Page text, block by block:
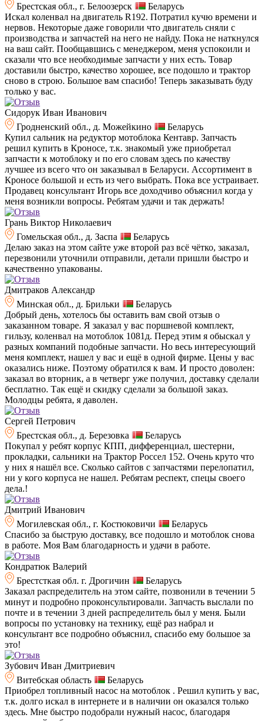
Брестская обл., г. Белоозерск
Беларусь
Искал коленвал на двигатель R192. Потратил кучю времени и
нервов. Некоторые даже говорили что двигатель сняли с
производства и запчастей на него не найду. Пока не наткнулся
на ваш сайт. Пообщавшись с менеджером, меня успокоили и
сказали что все необходимые запчасти у них есть. Товар
доставили быстро, качество хорошее, все подошло и трактор
сново в строю. Большое вам спасибо! Теперь заказывать буду
только у вас.
Сидорук Иван Иванович
Гродненский обл., д. Можейкино
Беларусь
Купил сальник на редуктор мотоблока Кентавр. Запчасть
решил купить в Кроносе, т.к. знакомый уже приобретал
запчасти к мотоблоку и по его словам здесь по качеству
лучшее из всего что он заказывал в Беларуси. Ассортимент в
Кроносе большой и есть из чего выбрать. Пока все устраивает.
Продавец консультант Игорь все доходчиво объяснил когда у
меня возникли вопросы. Ребятам удачи и так держать!
Грань Виктор Николаевич
Гомельская обл., д. Заспа
Беларусь
Делаю заказ на этом сайте уже второй раз всё чётко, заказал,
перезвонили уточнили отправили, детали пришли быстро и
качественно упакованы.
Дмитраков Александр
Минская обл., д. Брильки
Беларусь
Добрый день, хотелось бы оставить вам свой отзыв о
заказанном товаре. Я заказал у вас поршневой комплект,
гильзу, коленвал на мотоблок 1081д. Перед этим я обыскал у
разных компаний подобные запчасти. Но весь интересующий
меня комплект, нашел у вас и ещё в одной фирме. Цены у вас
оказались ниже. Поэтому обратился к вам. И просто доволен:
заказал во вторник, а в четверг уже получил, доставку сделали
бесплатно. Так ещё и скидку сделали за большой заказ.
Молодцы ребята, я даволен.
Сергей Петрович
Брестская обл., д. Березовка
Беларусь
Покупал у ребят корпус КПП, дифференциал, шестерни,
прокладки, сальники на Трактор Россел 152. Очень круто что
у них я нашёл все. Сколько сайтов с запчастями перелопатил,
ни у кого корпуса не нашел. Ребятам респект, спецы своего
дела.!
Дмитрий Иванович
Могилевская обл., г. Костюковичи
Беларусь
Спасибо за быструю доставку, все подошло и мотоблок снова
в работе. Моя Вам благодарность и удачи в работе.
Кондратюк Валерий
Брестсткая обл. г. Дрогичин
Беларусь
Заказал распределитель на этом сайте, позвонили в течении 5
минут и подробно проконсультировали. Запчасть выслали по
почте и в течении 3 дней распределитель был у меня. Были
вопросы по установку на технику, ещё раз набрал и
консультант все подробно объяснил, спасибо ему большое за
это!
Зубович Иван Дмитриевич
Витебская область
Беларусь
Приобрел топливный насос на мотоблок . Решил купить у вас,
т.к. долго искал в интернете и в наличии он оказался только
здесь. Мне быстро подобрали нужный насос, благодаря